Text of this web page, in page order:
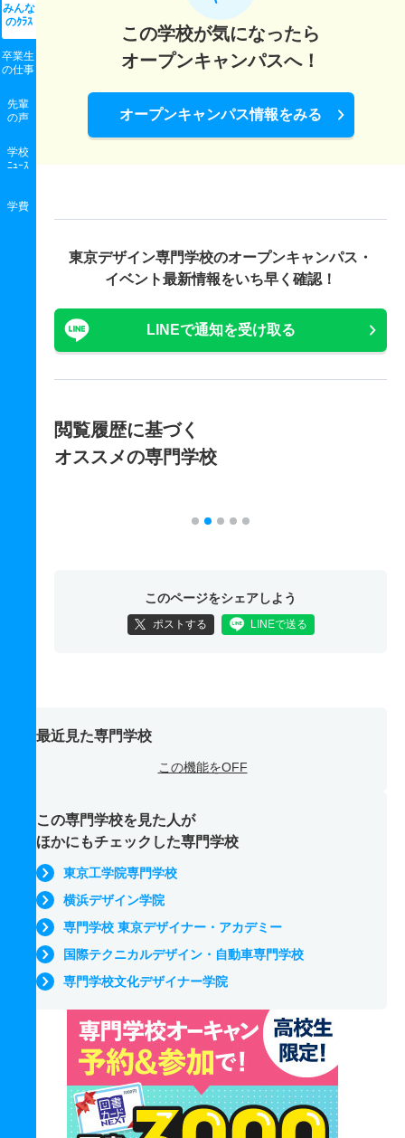
みんな
のｸﾗｽ
卒業生
の仕事
先輩
の声
学校
ﾆｭｰｽ
学費
この学校が気になったら
オープンキャンパスへ！
オープンキャンパス情報をみる
東京デザイン専門学校のオープンキャンパス・
イベント最新情報をいち早く確認！
LINEで通知を受け取る
閲覧履歴に基づく
オススメの専門学校
このページをシェアしよう
ポストする LINEで送る
最近見た専門学校
この機能をOFF
この専門学校を見た人が
ほかにもチェックした専門学校
東京工学院専門学校
横浜デザイン学院
専門学校 東京デザイナー・アカデミー
国際テクニカルデザイン・自動車専門学校
専門学校文化デザイナー学院